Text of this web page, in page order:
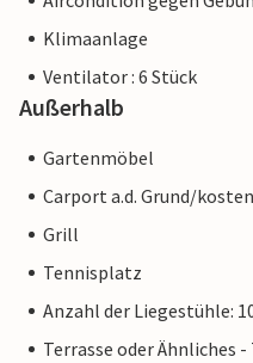
Klimaanlage
Ventilator : 6 Stück
Außerhalb
Gartenmöbel
Carport a.d. Grund/
Grill
Tennisplatz
Anzahl der Liegestühle:
Terrasse oder Ähnliches